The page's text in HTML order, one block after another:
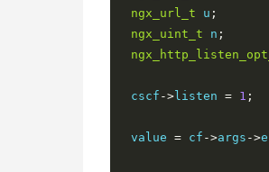
n ngx_atoi
if ( 1 >
;
ngx_url_t u ;
ngx_uint_t n ;
cscf -> listen = 1 ;
value = cf ->args ->